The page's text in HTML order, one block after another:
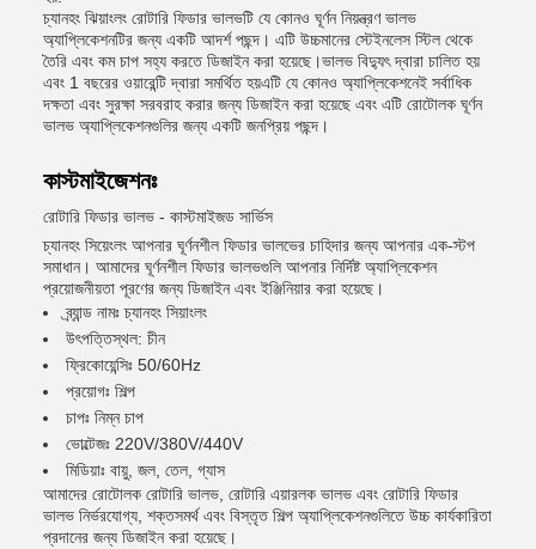
চ্যানহং ঝিয়াংলং রোটারি ফিডার ভালভটি যে কোনও ঘূর্ণন নিয়ন্ত্রণ ভালভ
অ্যাপ্লিকেশনটির জন্য একটি আদর্শ পছন্দ। এটি উচ্চমানের স্টেইনলেস স্টিল থেকে
তৈরি এবং কম চাপ সহ্য করতে ডিজাইন করা হয়েছে।ভালভ বিদ্যুৎ দ্বারা চালিত হয়
এবং 1 বছরের ওয়ারেন্টি দ্বারা সমর্থিত হয়এটি যে কোনও অ্যাপ্লিকেশনেই সর্বাধিক
দক্ষতা এবং সুরক্ষা সরবরাহ করার জন্য ডিজাইন করা হয়েছে এবং এটি রোটোলক ঘূর্ণন
ভালভ অ্যাপ্লিকেশনগুলির জন্য একটি জনপ্রিয় পছন্দ।
কাস্টমাইজেশনঃ
রোটারি ফিডার ভালভ - কাস্টমাইজড সার্ভিস
চ্যানহং সিয়েংলং আপনার ঘূর্ণনশীল ফিডার ভালভের চাহিদার জন্য আপনার এক-স্টপ
সমাধান। আমাদের ঘূর্ণনশীল ফিডার ভালভগুলি আপনার নির্দিষ্ট অ্যাপ্লিকেশন
প্রয়োজনীয়তা পূরণের জন্য ডিজাইন এবং ইঞ্জিনিয়ার করা হয়েছে।
ব্র্যান্ড নামঃ চ্যানহং সিয়াংলং
উৎপত্তিস্থল: চীন
ফ্রিকোয়েন্সিঃ 50/60Hz
প্রয়োগঃ শিল্প
চাপঃ নিম্ন চাপ
ভোল্টেজঃ 220V/380V/440V
মিডিয়াঃ বায়ু, জল, তেল, গ্যাস
আমাদের রোটোলক রোটারি ভালভ, রোটারি এয়ারলক ভালভ এবং রোটারি ফিডার
ভালভ নির্ভরযোগ্য, শক্তসমর্থ এবং বিস্তৃত শিল্প অ্যাপ্লিকেশনগুলিতে উচ্চ কার্যকারিতা
প্রদানের জন্য ডিজাইন করা হয়েছে।